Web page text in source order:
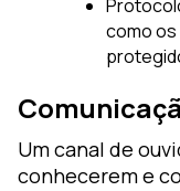
como
Um canal de
conhecerem e